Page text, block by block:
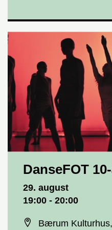
DanseFOT
29. august
19:00 - 20:00
Bærum